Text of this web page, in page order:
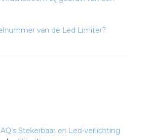
van de Led Limiter?
Stekerbaar en Led-verlichting